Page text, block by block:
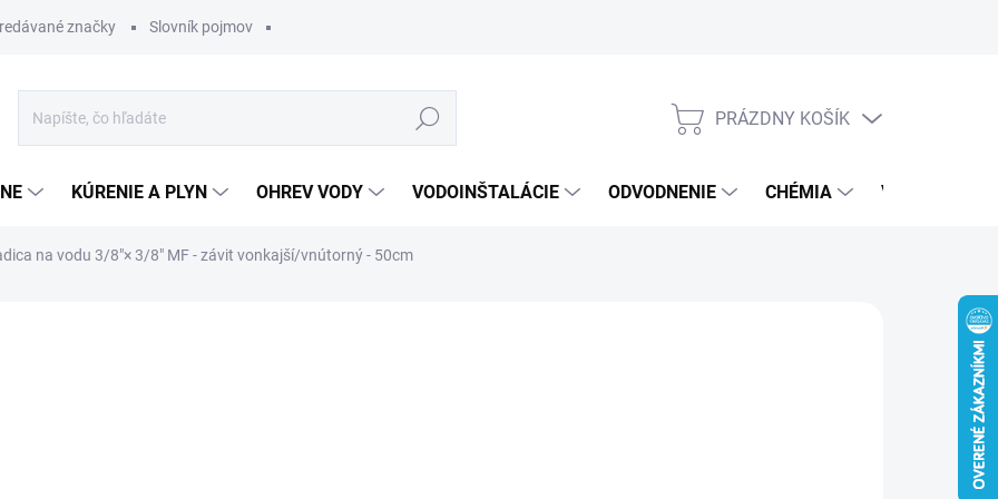
značky Slovník pojmov
Hľadať
NÁKUPNÝ
PRÁZDNY KOŠÍK
KÚRENIE A PLYN OHREV VODY VODOINŠTALÁCIE ODVODNENIE CHÉMIA VEREJNÝ
na vodu 3/8"× 3/8" MF - závit vonkajší/vnútorný - 50cm